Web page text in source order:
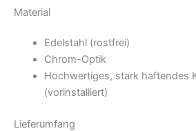
Material
Edelstahl (rostfrei)
Chrom-Optik
Hochwertiges, stark haftendes
(vorinstalliert)
Lieferumfang